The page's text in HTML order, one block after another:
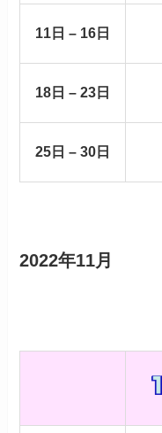
11日 – 16日
18日 – 23日
25日 – 30日
2022年11月